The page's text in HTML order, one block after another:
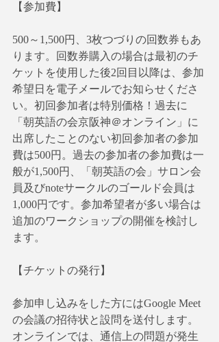
【参加費】
500～1,500円、3枚つづりの回数券もあ
ります。回数券購入の場合は最初のチ
ケットを使用した後2回目以降は、参加
希望日を電子メールでお知らせくださ
い。初回参加者は特別価格！過去に
「朝英語の会京阪神＠オンライン」に
出席したことのない初回参加者の参加
費は500円。過去の参加者の参加費は一
般が1,500円、「朝英語の会」サロン会
員及びnoteサークルのゴールド会員は
1,000円です。参加希望者が多い場合は
追加のワークショップの開催を検討し
ます。
【チケットの発行】
参加申し込みをした方にはGoogle Meet
の会議の招待状と設問を送付します。
オンラインでは、通信上の問題が発生